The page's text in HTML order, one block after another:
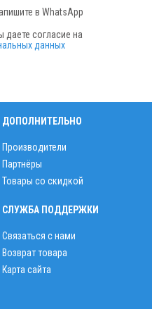
в WhatsApp
даете согласие на
данных
ДОПОЛНИТЕЛЬНО
Производители
Партнёры
Товары со скидкой
СЛУЖБА ПОДДЕРЖКИ
Связаться с нами
Возврат товара
Карта сайта